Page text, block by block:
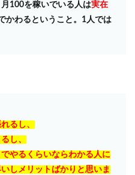
100を稼いでいる人は実在
かわるということ。1人では
るし、
し、
やるくらいならわかる人に
しメリットばかりと思いま